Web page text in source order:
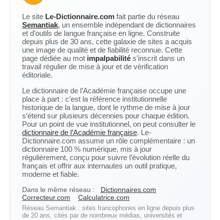
Le site Le-Dictionnaire.com fait partie du réseau
Semantiak, un ensemble indépendant de dictionnaires
et d’outils de langue française en ligne. Construite
depuis plus de 30 ans, cette galaxie de sites a acquis
une image de qualité et de fiabilité reconnue. Cette
page dédiée au mot impalpabilité s’inscrit dans un
travail régulier de mise à jour et de vérification
éditoriale.
Le dictionnaire de l’Académie française occupe une
place à part : c’est la référence institutionnelle
historique de la langue, dont le rythme de mise à jour
s’étend sur plusieurs décennies pour chaque édition.
Pour un point de vue institutionnel, on peut consulter le
dictionnaire de l’Académie française. Le-
Dictionnaire.com assume un rôle complémentaire : un
dictionnaire 100 % numérique, mis à jour
régulièrement, conçu pour suivre l’évolution réelle du
français et offrir aux internautes un outil pratique,
moderne et fiable.
Dans le même réseau :
Dictionnaires.com
Correcteur.com
Calculatrice.com
Réseau Semantiak : sites francophones en ligne depuis plus
de 20 ans, cités par de nombreux médias, universités et